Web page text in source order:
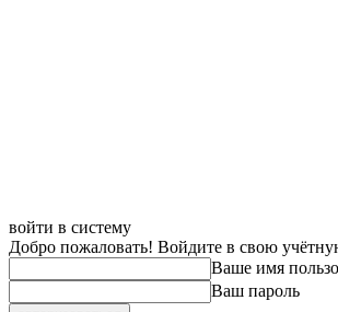
войти в систему
Добро пожаловать! Войдите в свою
Ваше имя
Ваш пароль